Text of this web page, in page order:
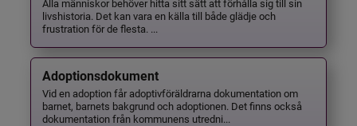
Alla människor behöver hitta sitt sätt att förhålla sig till sin
livshistoria. Det kan vara en källa till både glädje och
frustration för de flesta. ...
Adoptionsdokument
Vid en adoption får adoptivföräldrarna dokumentation om
barnet, barnets bakgrund och adoptionen. Det finns också
dokumentation från kommunens utredni...